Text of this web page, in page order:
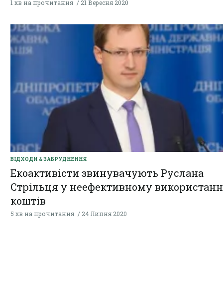
1 хв на прочитання 21 Вересня 2020
ВІДХОДИ & ЗАБРУДНЕННЯ
Екоактивісти звинувачують Руслана
Стрільця у неефективному
коштів
5 хв на прочитання 24 Липня 2020